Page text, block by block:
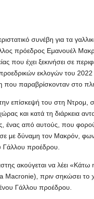
συνέβη για τα
πρόεδρος Εμανουέλ
που έχει ξεκινήσει σε
εκλογών του 2022
που παραβρίσκονταν στο
επίσκεψή του στη Ντρομ,
και κατά τη διάρκεια
ένας από αυτούς, που
με δύναμη τον Μακρόν,
Γάλλου προέδρου.
ακούγεται να λέει «Κάτω
Macronie), πριν σηκώσει το
Γάλλου προέδρου.